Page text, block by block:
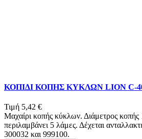
ΚΟΠΙΔΙ ΚΟΠΗΣ ΚΥΚΛΩΝ LION C-
Τιμή 5,42 €
Μαχαίρι κοπής κύκλων. Διάμετρος
περιλαμβάνει 5 λάμες. Δέχεται
300032 και 999100.